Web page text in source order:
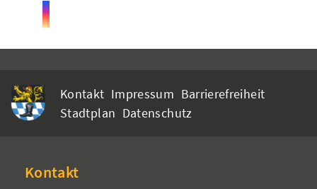
Kontakt Impressum Barrierefreiheit
Stadtplan Datenschutz
Kontakt